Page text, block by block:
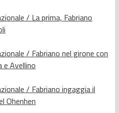
/ La prima, Fabriano
/ Fabriano nel girone con
e Avellino
/ Fabriano ingaggia il
Ohenhen